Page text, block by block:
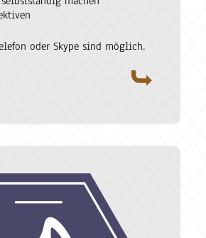
oder Skype sind möglich.